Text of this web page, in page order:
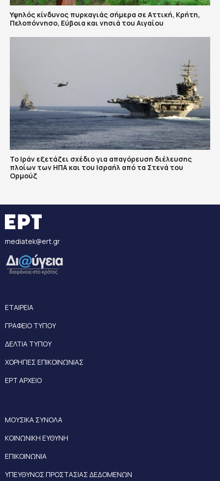
Υψηλός κίνδυνος πυρκαγιάς σήμερα σε Αττική, Κρήτη,
Πελοπόννησο, Εύβοια και νησιά του Αιγαίου
Το Ιράν εξετάζει σχέδιο για απαγόρευση διέλευσης
πλοίων των ΗΠΑ και του Ισραήλ από τα Στενά του
Ορμούζ
mediatek@ert.gr
ΕΤΑΙΡΕΙΑ
ΓΡΑΦΕΙΟ ΤΥΠΟΥ
ΔΕΛΤΙΑ ΤΥΠΟΥ
ΧΟΡΗΓΙΕΣ ΕΠΙΚΟΙΝΩΝΙΑΣ
ΕΡΤ ΑΡΧΕΙΟ
ΜΟΥΣΙΚΑ ΣΥΝΟΛΑ
ΚΟΙΝΩΝΙΚΗ ΕΥΘΥΝΗ
ΕΠΙΚΟΙΝΩΝΙΑ
ΥΠΕΥΘΥΝΟΣ ΠΡΟΣΤΑΣΙΑΣ ΔΕΔΟΜΕΝΩΝ